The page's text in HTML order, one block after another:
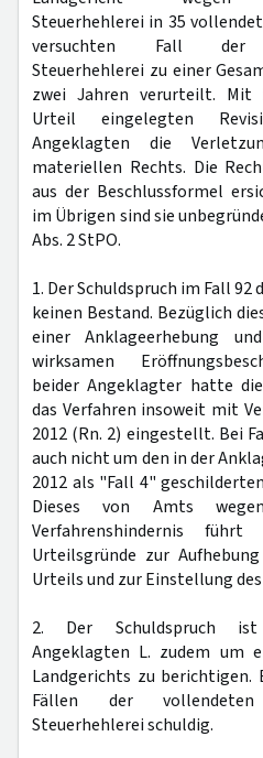
Steuerhehlerei in 35
versuchten Fall der
Steuerhehlerei zu einer
zwei Jahren verurteilt. Mit
Urteil eingelegten
Angeklagten die
materiellen Rechts. Die
aus der Beschlussformel
im Übrigen sind sie
Abs. 2 StPO.
1. Der Schuldspruch im Fall
keinen Bestand. Bezüglich
einer Anklageerhebung
wirksamen
beider Angeklagter hatte
das Verfahren insoweit mit
2012 (Rn. 2) eingestellt. Bei
auch nicht um den in der
2012 als "Fall 4"
Dieses von Amts
Verfahrenshindernis
Urteilsgründe zur
Urteils und zur Einstellung
2. Der Schuldspruch
Angeklagten L. zudem um
Landgerichts zu
Fällen der vollendeten
Steuerhehlerei schuldig.